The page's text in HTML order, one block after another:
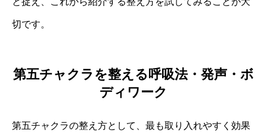
切です。
第五チャクラを整える呼吸法・発声・ボ
ディワーク
第五チャクラの整え方として、最も取り入れやすく効果